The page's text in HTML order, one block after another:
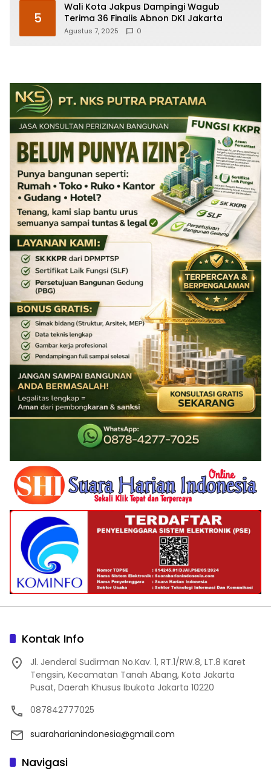
5
Wali Kota Jakpus Dampingi Wagub
Terima 36 Finalis Abnon DKI Jakarta
Agustus 7, 2025 0
Kontak Info
Jl. Jenderal Sudirman No.Kav. 1, RT.1/RW.8, LT.8 Karet
Tengsin, Kecamatan Tanah Abang, Kota Jakarta
Pusat, Daerah Khusus Ibukota Jakarta 10220
087842777025
suaraharianindonesia@gmail.com
Navigasi